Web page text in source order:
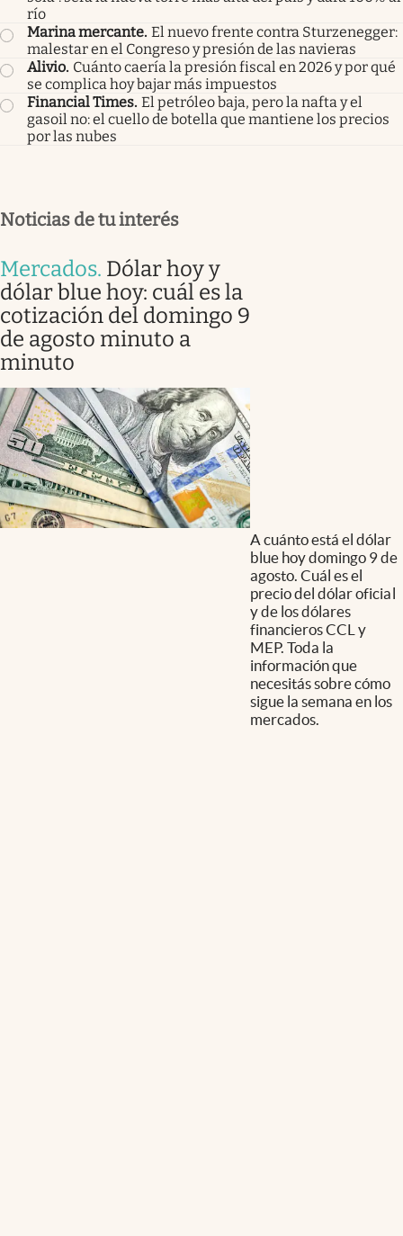
río
Marina mercante. El nuevo frente contra Sturzenegger:
malestar en el Congreso y presión de las navieras
Alivio. Cuánto caería la presión fiscal en 2026 y por qué
se complica hoy bajar más impuestos
Financial Times. El petróleo baja, pero la nafta y el
gasoil no: el cuello de botella que mantiene los precios
por las nubes
Noticias de tu interés
Mercados. Dólar hoy y
dólar blue hoy: cuál es la
cotización del domingo 9
de agosto minuto a
minuto
A cuánto está el dólar
blue hoy domingo 9 de
agosto. Cuál es el
precio del dólar oficial
y de los dólares
financieros CCL y
MEP. Toda la
información que
necesitás sobre cómo
sigue la semana en los
mercados.